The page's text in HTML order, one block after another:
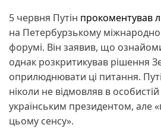
5 червня Путін прокоментував
на Петербурзькому
форумі. Він заявив, що
однак розкритикував рішення
оприлюднювати ці питання.
ніколи не відмовляв в особистій
українським президентом, але
цьому сенсу».